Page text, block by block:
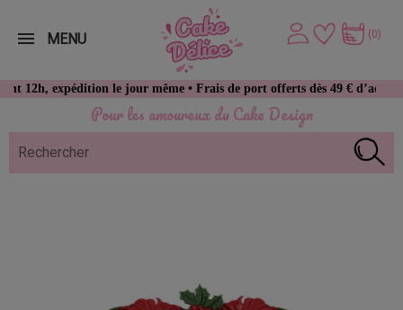
Pour les amoureux du Cake Design
expédition le jour même • Frais de port offerts dès 49 € d’achat
(0)
MENU